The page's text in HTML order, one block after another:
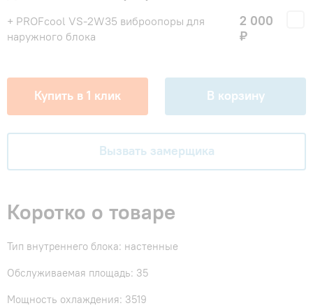
+ PROFcool VS-2W35 виброопоры для
наружного блока
2 000
₽
Купить в 1 клик В корзину
Вызвать замерщика
Коротко о товаре
Тип внутреннего блока: настенные
Обслуживаемая площадь: 35
Мощность охлаждения: 3519